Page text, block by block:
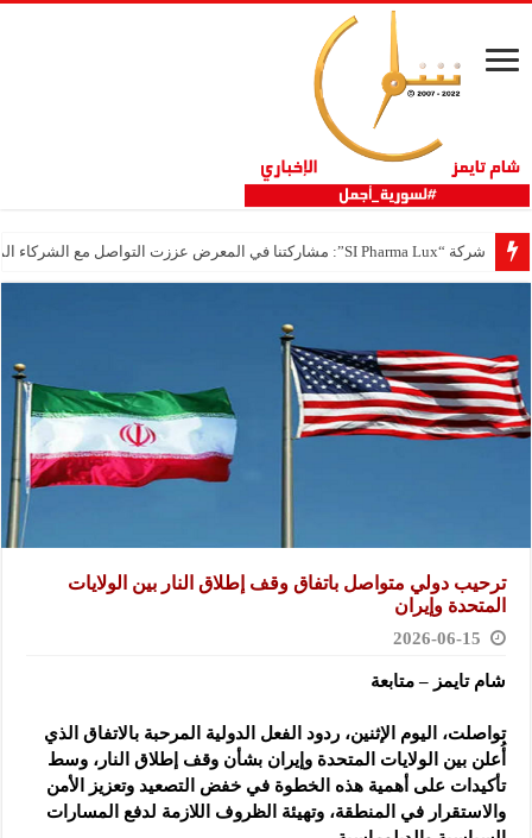
شركة “SI Pharma Lux”: مشاركتنا في المعرض عززت التواصل مع الشركاء المحليين والدوليين
ترحيب دولي متواصل باتفاق وقف إطلاق النار بين الولايات
المتحدة وإيران
2026-06-15
شام تايمز – متابعة
تواصلت، اليوم الإثنين، ردود الفعل الدولية المرحبة بالاتفاق الذي
أُعلن بين الولايات المتحدة وإيران بشأن وقف إطلاق النار، وسط
تأكيدات على أهمية هذه الخطوة في خفض التصعيد وتعزيز الأمن
والاستقرار في المنطقة، وتهيئة الظروف اللازمة لدفع المسارات